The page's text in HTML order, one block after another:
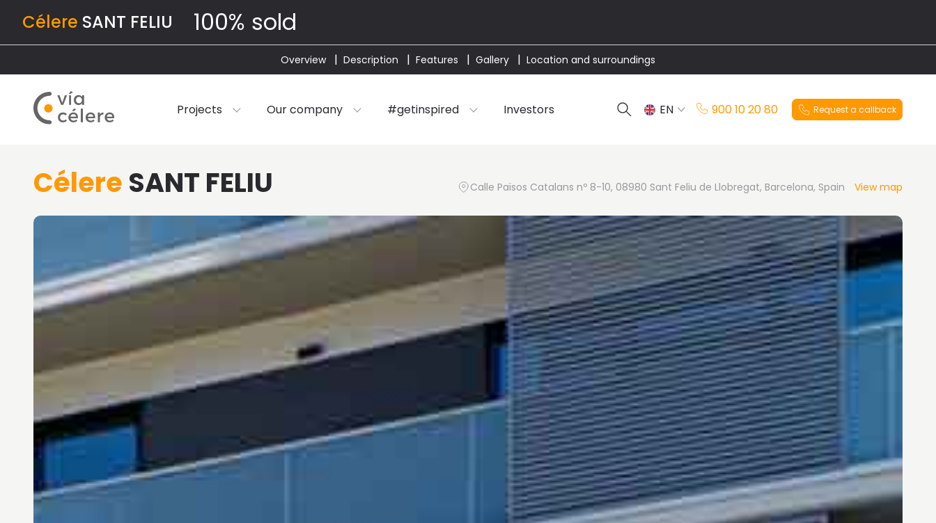
Célere SANT FELIU 100% sold
Overview Description Features Gallery Location and surroundings
Projects Our company #getinspired Investors
EN
900 10 20 80 Request a callback
Célere SANT FELIU Calle Països Catalans nº 8-10, 08980 Sant Feliu de Llobregat, Barcelona, Spain View map